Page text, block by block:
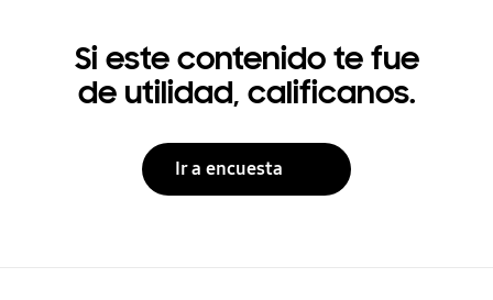
Si este contenido te fue
de utilidad, calificanos.
Ir a encuesta